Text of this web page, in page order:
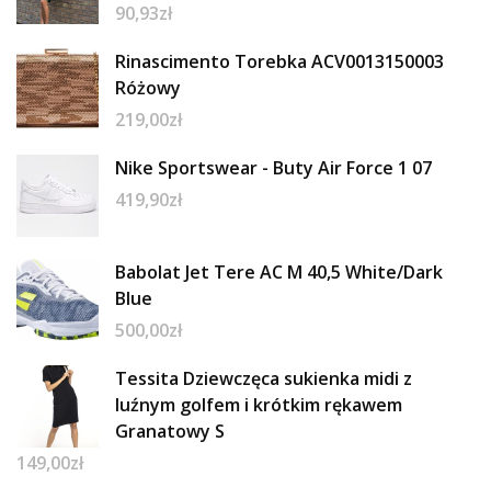
90,93zł
Rinascimento Torebka ACV0013150003
Różowy
219,00zł
Nike Sportswear - Buty Air Force 1 07
419,90zł
Babolat Jet Tere AC M 40,5 White/Dark
Blue
500,00zł
Tessita Dziewczęca sukienka midi z
luźnym golfem i krótkim rękawem
Granatowy S
149,00zł